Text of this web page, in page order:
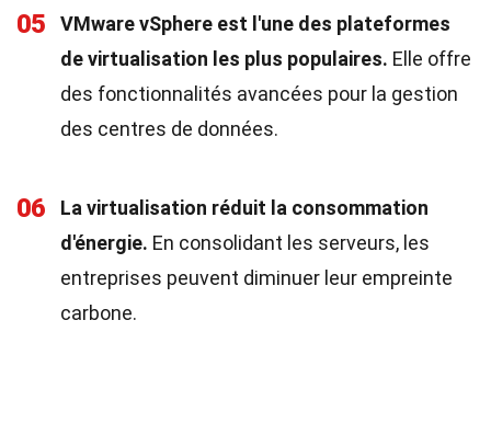
05
VMware vSphere est l'une des plateformes
de virtualisation les plus populaires. Elle offre
des fonctionnalités avancées pour la gestion
des centres de données.
06
La virtualisation réduit la consommation
d'énergie. En consolidant les serveurs, les
entreprises peuvent diminuer leur empreinte
carbone.